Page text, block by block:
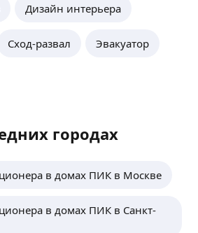
Дизайн интерьера
Сход-развал Эвакуатор
городах
в домах ПИК в Москве
в домах ПИК в Санкт-